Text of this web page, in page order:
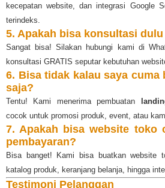
kecepatan website, dan integrasi Google
terindeks.
5. Apakah bisa konsultasi
Sangat bisa! Silakan hubungi kami di
konsultasi GRATIS seputar kebutuhan
6. Bisa tidak kalau saya cuma
saja?
Tentu! Kami menerima pembuatan
cocok untuk promosi produk, event, atau
7. Apakah bisa website toko
pembayaran?
Bisa banget! Kami bisa buatkan website
katalog produk, keranjang belanja, hingga
Testimoni Pelanggan